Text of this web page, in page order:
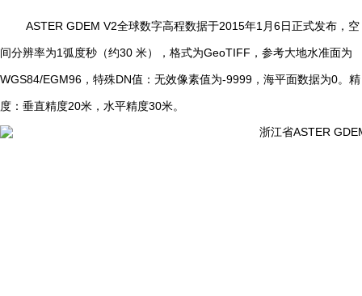
ASTER GDEM V2全球数字高程数据于2015年1 月6日正式发布，空
间分辨率为1弧度秒（约30 米），格式为GeoTIFF ，参考大地水准面为
WGS84/EGM96 ，特殊DN值：无效像素值为-9999 ，海平面数据为0。精
度：垂直精度20米，水平精度30米。